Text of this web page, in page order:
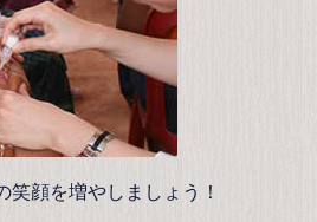
顔を増やしましょう！